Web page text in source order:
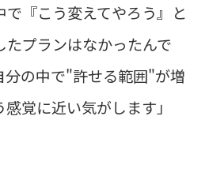
で『こう変えてやろう』と
たプランはなかったんで
分の中で"許せる範囲"が増
覚に近い気がします」